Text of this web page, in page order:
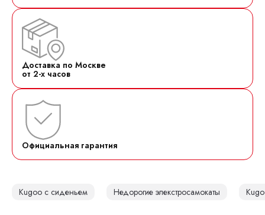
Доставка по Москве
от 2-х часов
Официальная гарантия
Kugoo с сиденьем Недорогие элекстросамокаты